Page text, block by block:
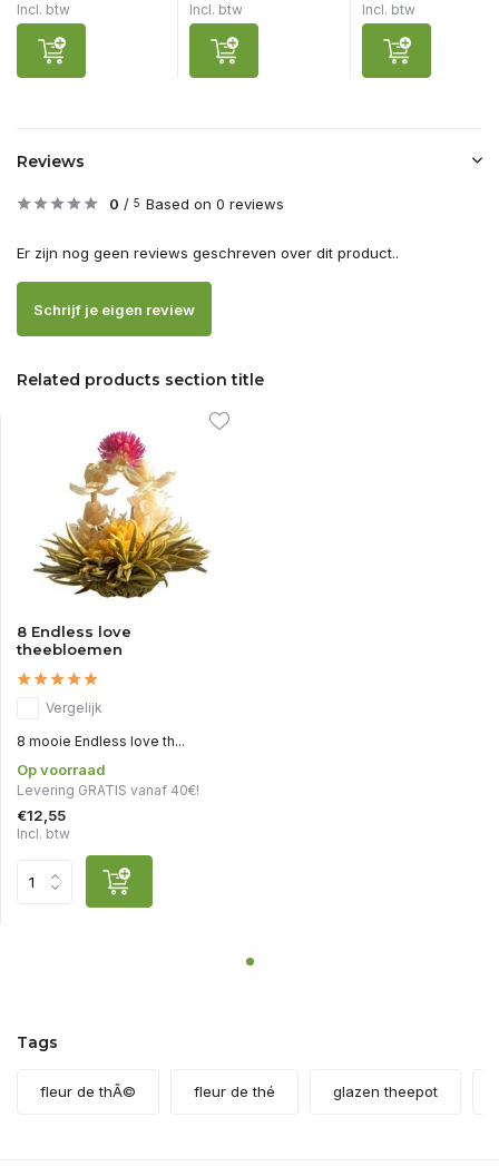
Incl. btw Incl. btw Incl. btw
Reviews
0 / 5 Based on 0 reviews
Er zijn nog geen reviews geschreven over dit product..
Schrijf je eigen review
Related products section title
8 Endless love
theebloemen
Vergelijk
8 mooie Endless love th...
Op voorraad
Levering GRATIS vanaf 40€!
€12,55
Incl. btw
Tags
fleur de thÃ© fleur de thé glazen theepot